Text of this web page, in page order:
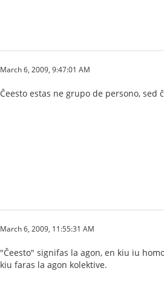
March 6, 2009, 9:47:01 AM
Ĉeesto estas ne grupo de persono, sed
March 6, 2009, 11:55:31 AM
"Ĉeesto" signifas la agon, en kiu iu
kiu faras la agon kolektive.